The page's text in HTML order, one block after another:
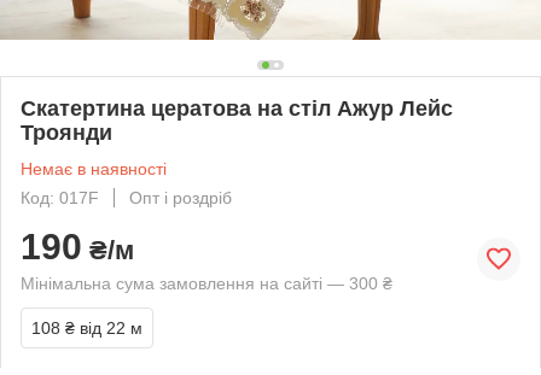
Скатертина цератова на стіл Ажур Лейс
Троянди
Немає в наявності
Код: 017F
Опт і роздріб
190 ₴/м
Мінімальна сума замовлення на сайті — 300 ₴
108 ₴ від 22 м